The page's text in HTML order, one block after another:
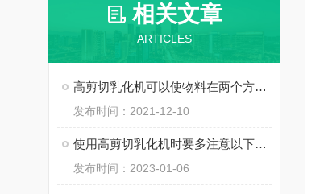
相关文章
ARTICLES
高剪切乳化机可以使物料在两个方向上对流吗？
发布时间：2021-12-10
使用高剪切乳化机时要多注意以下要点
发布时间：2023-01-06